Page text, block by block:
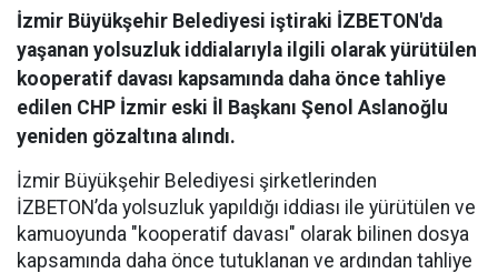
İzmir Büyükşehir Belediyesi iştiraki İZBETON'da
yaşanan yolsuzluk iddialarıyla ilgili olarak yürütülen
kooperatif davası kapsamında daha önce tahliye
edilen CHP İzmir eski İl Başkanı Şenol Aslanoğlu
yeniden gözaltına alındı.
İzmir Büyükşehir Belediyesi şirketlerinden
İZBETON’da yolsuzluk yapıldığı iddiası ile yürütülen ve
kamuoyunda "kooperatif davası" olarak bilinen dosya
kapsamında daha önce tutuklanan ve ardından tahliye